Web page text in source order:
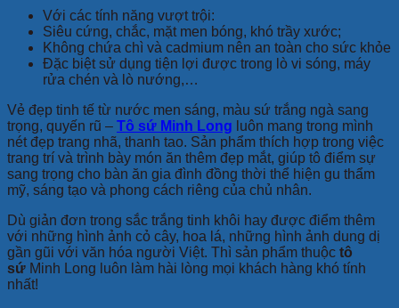
Với các tính năng vượt trội:
Siêu cứng, chắc, mặt men bóng, khó trầy xước;
Không chứa chì và cadmium nên an toàn cho sức khỏe
Đặc biệt sử dụng tiện lợi được trong lò vi sóng, máy
rửa chén và lò nướng,…
Vẻ đẹp tinh tế từ nước men sáng, màu sứ trắng ngà sang
trọng, quyến rũ – Tô sứ Minh Long luôn mang trong mình
nét đẹp trang nhã, thanh tao. Sản phẩm thích hợp trong việc
trang trí và trình bày món ăn thêm đẹp mắt, giúp tô điểm sự
sang trọng cho bàn ăn gia đình đồng thời thể hiện gu thẩm
mỹ, sáng tạo và phong cách riêng của chủ nhân.
Dù giản đơn trong sắc trắng tinh khôi hay được điểm thêm
với những hình ảnh cỏ cây, hoa lá, những hình ảnh dung dị
gần gũi với văn hóa người Việt. Thì sản phẩm thuộc tô
sứ Minh Long luôn làm hài lòng mọi khách hàng khó tính
nhất!